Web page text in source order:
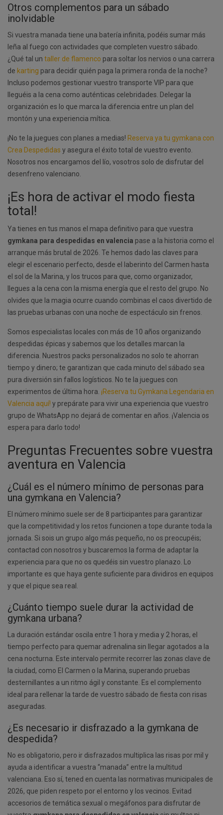
Otros complementos para un sábado
inolvidable
Si vuestra manada tiene una batería infinita, podéis sumar más
leña al fuego con actividades que completen vuestro sábado.
¿Qué tal un taller de flamenco para soltar los nervios o una carrera
de karting para decidir quién paga la primera ronda de la noche?
Incluso podemos gestionar vuestro transporte VIP para que
lleguéis a la cena como auténticas celebridades. Delegar la
organización es lo que marca la diferencia entre un plan del
montón y una experiencia mítica.
¡No te la juegues con planes a medias! Reserva ya tu gymkana con
Crea Despedidas y asegura el éxito total de vuestro evento.
Nosotros nos encargamos del lío, vosotros solo de disfrutar del
desenfreno valenciano.
¡Es hora de activar el modo fiesta
total!
Ya tienes en tus manos el mapa definitivo para que vuestra
gymkana para despedidas en valencia pase a la historia como el
arranque más brutal de 2026. Te hemos dado las claves para
elegir el escenario perfecto, desde el laberinto del Carmen hasta
el sol de la Marina, y los trucos para que, como organizador,
llegues a la cena con la misma energía que el resto del grupo. No
olvides que la magia ocurre cuando combinas el caos divertido de
las pruebas urbanas con una noche de espectáculo sin frenos.
Somos especialistas locales con más de 10 años organizando
despedidas épicas y sabemos que los detalles marcan la
diferencia. Nuestros packs personalizados no solo te ahorran
tiempo y dinero; te garantizan que cada minuto del sábado sea
pura diversión sin fallos logísticos. No te la juegues con
experimentos de última hora. ¡Reserva tu Gymkana Legendaria en
Valencia aquí! y prepárate para vivir una experiencia que vuestro
grupo de WhatsApp no dejará de comentar en años. ¡Valencia os
espera para darlo todo!
Preguntas Frecuentes sobre vuestra
aventura en Valencia
¿Cuál es el número mínimo de personas para
una gymkana en Valencia?
El número mínimo suele ser de 8 participantes para garantizar
que la competitividad y los retos funcionen a tope durante toda la
jornada. Si sois un grupo algo más pequeño, no os preocupéis;
contactad con nosotros y buscaremos la forma de adaptar la
experiencia para que no os quedéis sin vuestro planazo. Lo
importante es que haya gente suficiente para dividiros en equipos
y que el pique sea real.
¿Cuánto tiempo suele durar la actividad de
gymkana urbana?
La duración estándar oscila entre 1 hora y media y 2 horas, el
tiempo perfecto para quemar adrenalina sin llegar agotados a la
cena nocturna. Este intervalo permite recorrer las zonas clave de
la ciudad, como El Carmen o la Marina, superando pruebas
desternillantes a un ritmo ágil y constante. Es el complemento
ideal para rellenar la tarde de vuestro sábado de fiesta con risas
aseguradas.
¿Es necesario ir disfrazado a la gymkana de
despedida?
No es obligatorio, pero ir disfrazados multiplica las risas por mil y
ayuda a identificar a vuestra “manada” entre la multitud
valenciana. Eso sí, tened en cuenta las normativas municipales de
2026, que piden respeto por el entorno y los vecinos. Evitad
accesorios de temática sexual o megáfonos para disfrutar de